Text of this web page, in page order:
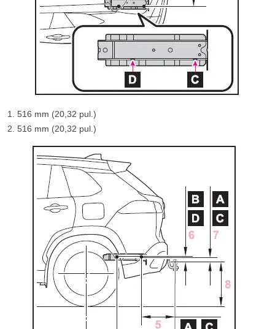
516 mm (20,32 pul.)
516 mm (20,32 pul.)